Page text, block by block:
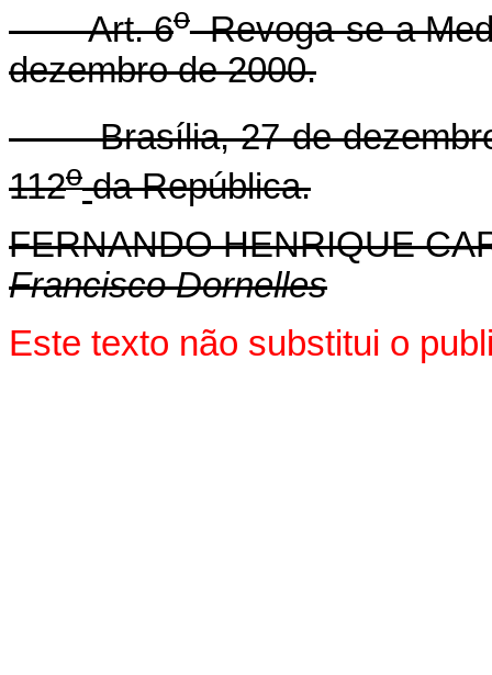
Art. 6oRevoga-se a
dezembro de 2000.
Brasília, 27 de dezembro
112o da República.
FERNANDO HENRIQUE
Francisco Dornelles
Este texto não substitui o